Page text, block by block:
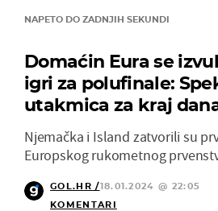
NAPETO DO ZADNJIH SEKUNDI
Domaćin Eura se
igri za polufinale:
utakmica za kraj
Njemačka i Island zatvorili su
Europskog rukometnog
GOL.HR /18.01.2024 @ 22:05
KOMENTARI